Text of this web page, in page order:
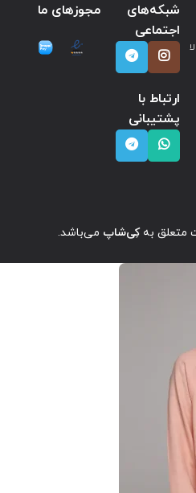
شبکه‌های
اجتماعی
ارتباط با
پشتیبانی
مجوزهای ما
متعلق بهکِی‌شاپ می‌باشد.